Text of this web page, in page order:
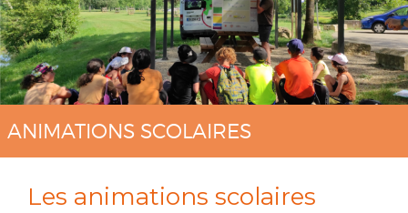
ANIMATIONS SCOLAIRES
Les animations scolaires